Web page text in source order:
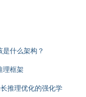
是什么架构？
理框架
长推理优化的强化学